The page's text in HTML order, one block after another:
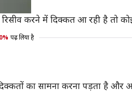
करने में दिक्कत आ रही है तो
पढ़ लिया है
का सामना करना पड़ता है